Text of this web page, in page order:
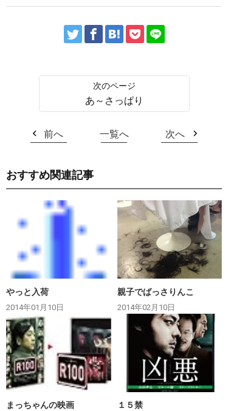
あ～さっぱり
前へ 一覧へ 次へ
おすすめ関連記事
やっと入荷
2014年01月10日
親子でばっさりんこ
2014年02月10日
まっちゃんの映画 １５禁